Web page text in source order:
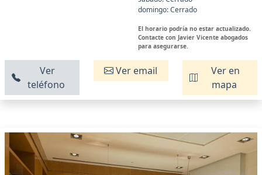
domingo: Cerrado
El horario podría no estar actualizado.
Contacte con Javier Vicente abogados
para asegurarse.
Ver
teléfono
Ver email
Ver en
mapa